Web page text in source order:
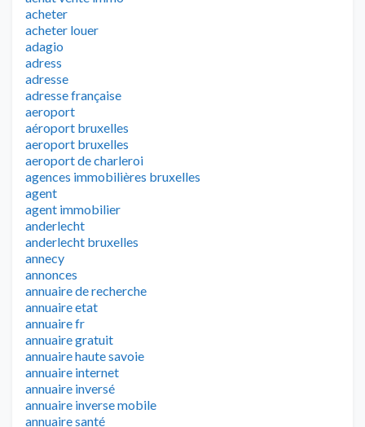
acheter
acheter louer
adagio
adress
adresse
adresse française
aeroport
aéroport bruxelles
aeroport bruxelles
aeroport de charleroi
agences immobilières bruxelles
agent
agent immobilier
anderlecht
anderlecht bruxelles
annecy
annonces
annuaire de recherche
annuaire etat
annuaire fr
annuaire gratuit
annuaire haute savoie
annuaire internet
annuaire inversé
annuaire inverse mobile
annuaire santé